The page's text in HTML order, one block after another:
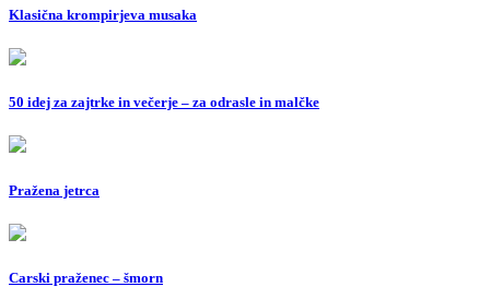
Klasična krompirjeva musaka
50 idej za zajtrke in večerje – za odrasle in malčke
Pražena jetrca
Carski praženec – šmorn